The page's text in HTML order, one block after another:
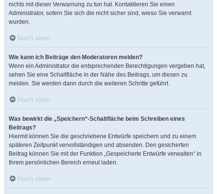
nichts mit dieser Verwarnung zu tun hat. Kontaktieren Sie einen
Administrator, sofern Sie sich die nicht sicher sind, wieso Sie verwarnt
wurden.
Nach oben
Wie kann ich Beiträge den Moderatoren melden?
Wenn ein Administrator die entsprechenden Berechtigungen vergeben hat,
sehen Sie eine Schaltfläche in der Nähe des Beitrags, um diesen zu
melden. Sie werden dann durch die weiteren Schritte geführt.
Nach oben
Was bewirkt die „Speichern“-Schaltfläche beim Schreiben eines
Beitrags?
Hiermit können Sie die geschriebene Entwürfe speichern und zu einem
späteren Zeitpunkt vervollständigen und absenden. Den gesicherten
Beitrag können Sie mit der Funktion „Gespeicherte Entwürfe verwalten“ in
Ihrem persönlichen Bereich erneut laden.
Nach oben